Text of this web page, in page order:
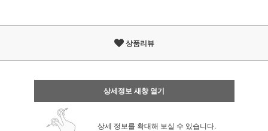
상품리뷰
상세정보 새창 열기
상세 정보를 확대해 보실 수 있습니다.